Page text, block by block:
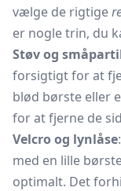
vælge de rigtige
er nogle trin, du
Støv og
forsigtigt for at
blød børste eller
for at fjerne de
Velcro og lynlåse
med en lille
optimalt. Det